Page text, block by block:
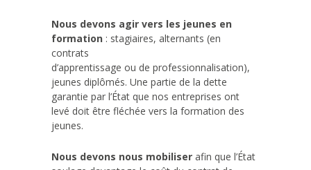
Nous devons agir vers les jeunes en
formation : stagiaires, alternants (en
contrats
d’apprentissage ou de professionnalisation),
jeunes diplômés. Une partie de la dette
garantie par l’État que nos entreprises ont
levé doit être fléchée vers la formation des
jeunes.
Nous devons nous mobiliser afin que l’État